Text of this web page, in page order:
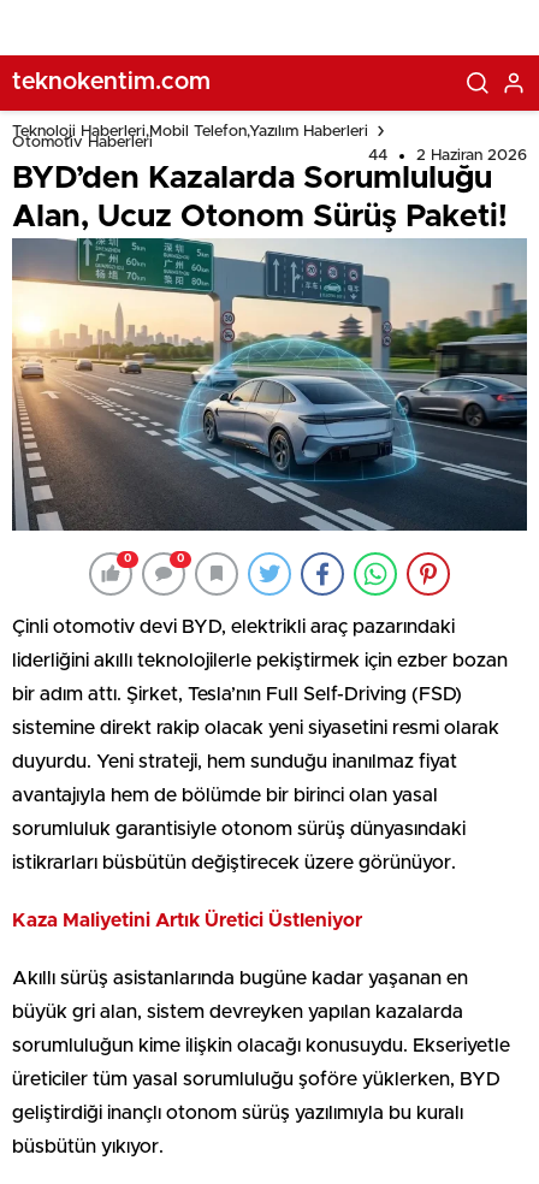
teknokentim.com
Teknoloji Haberleri,Mobil Telefon,Yazılım Haberleri
Otomotiv Haberleri
44
2 Haziran 2026
BYD’den Kazalarda Sorumluluğu
Alan, Ucuz Otonom Sürüş Paketi!
0 0
Çinli otomotiv devi BYD, elektrikli araç pazarındaki
liderliğini akıllı teknolojilerle pekiştirmek için ezber bozan
bir adım attı. Şirket, Tesla’nın Full Self-Driving (FSD)
sistemine direkt rakip olacak yeni siyasetini resmi olarak
duyurdu. Yeni strateji, hem sunduğu inanılmaz fiyat
avantajıyla hem de bölümde bir birinci olan yasal
sorumluluk garantisiyle otonom sürüş dünyasındaki
istikrarları büsbütün değiştirecek üzere görünüyor.
Kaza Maliyetini Artık Üretici Üstleniyor
Akıllı sürüş asistanlarında bugüne kadar yaşanan en
büyük gri alan, sistem devreyken yapılan kazalarda
sorumluluğun kime ilişkin olacağı konusuydu. Ekseriyetle
üreticiler tüm yasal sorumluluğu şoföre yüklerken, BYD
geliştirdiği inançlı otonom sürüş yazılımıyla bu kuralı
büsbütün yıkıyor.